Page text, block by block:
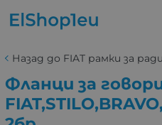
Назад до FIAT рамки за
Фланци за